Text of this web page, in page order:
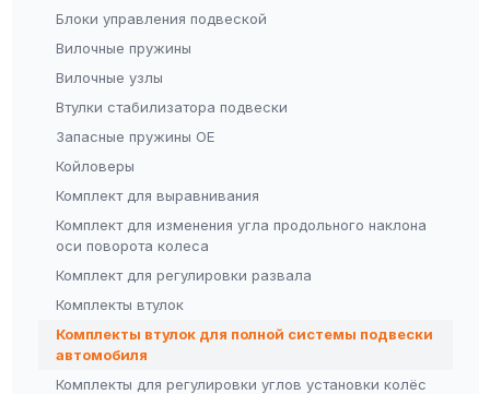
Блоки управления подвеской
Вилочные пружины
Вилочные узлы
Втулки стабилизатора подвески
Запасные пружины OE
Койловеры
Комплект для выравнивания
Комплект для изменения угла продольного наклона
оси поворота колеса
Комплект для регулировки развала
Комплекты втулок
Комплекты втулок для полной системы подвески
автомобиля
Комплекты для регулировки углов установки колёс